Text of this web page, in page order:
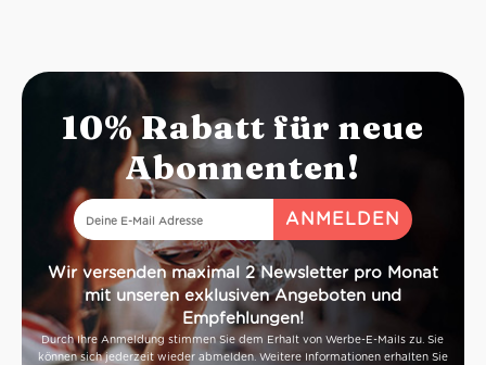
10% Rabatt für neue
Abonnenten!
Wir versenden maximal 2 Newsletter pro Monat
mit unseren exklusiven Angeboten und
Empfehlungen!
Durch Ihre Anmeldung stimmen Sie dem Erhalt von Werbe-E-Mails zu. Sie
können sich jederzeit wieder abmelden. Weitere Informationen erhalten Sie